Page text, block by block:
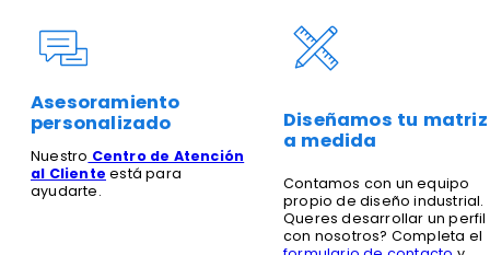
Asesoramiento
personalizado
Nuestro Centro de Atención
al Cliente está para
ayudarte.
Diseñamos tu matriz
a medida
Contamos con un equipo
propio de diseño industrial.
Queres desarrollar un perfil
con nosotros? Completa el